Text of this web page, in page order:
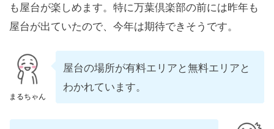
も屋台が楽しめます。特に万葉倶楽部の前には昨年も
屋台が出ていたので、今年は期待できそうです。
まるちゃん
屋台の場所が有料エリアと無料エリアと
わかれています。